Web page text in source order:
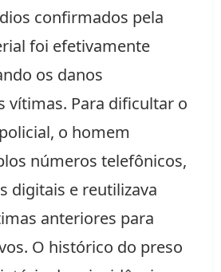
confirmados pela
foi efetivamente
os danos
vítimas. Para dificultar o
o homem
números telefônicos,
digitais e reutilizava
anteriores para
O histórico do preso